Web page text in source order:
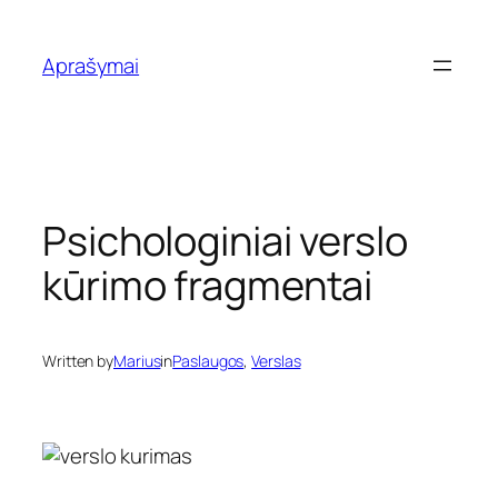
turinio
Aprašymai
Psichologiniai verslo
kūrimo fragmentai
Written byMariusinPaslaugos, Verslas